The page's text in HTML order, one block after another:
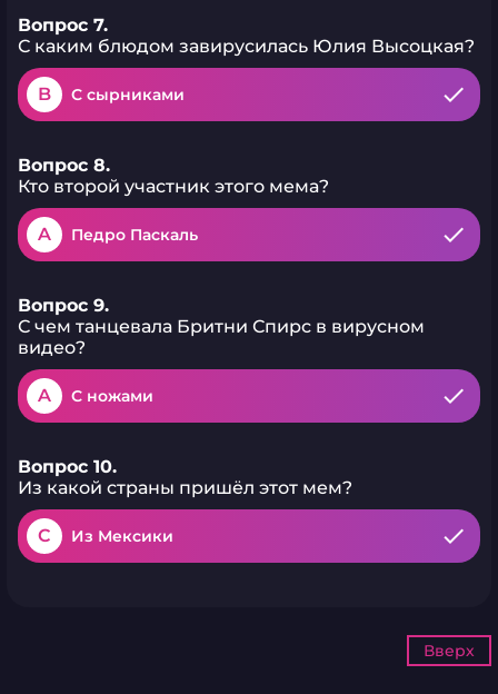
Вопрос 7.
С каким блюдом завирусилась Юлия Высоцкая?
B С сырниками
Вопрос 8.
Кто второй участник этого мема?
A Педро Паскаль
Вопрос 9.
С чем танцевала Бритни Спирс в вирусном
видео?
A С ножами
Вопрос 10.
Из какой страны пришёл этот мем?
C Из Мексики
Вверх